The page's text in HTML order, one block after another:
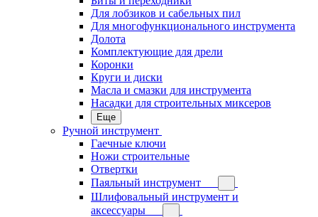
Для лобзиков и сабельных пил
Для многофункционального инструмента
Долота
Комплектующие для дрели
Коронки
Круги и диски
Масла и смазки для инструмента
Насадки для строительных миксеров
Еще
Ручной инструмент
Гаечные ключи
Ножи строительные
Отвертки
Паяльный инструмент
Шлифовальный инструмент и
аксессуары